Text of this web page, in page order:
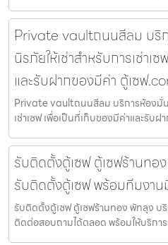
Private vaultถนนสีลม บริ
นิรภัยให้เช่าสำหรับการเช่าเ
และรับฝากของมีค่า ตู้เซฟ
Private vaultถนนสีลม บริการห้องมั่
เช่าเซฟ เพื่อเป็นที่เก็บของมีค่าและรับฝ
รับติดตั้งตู้เซฟ ตู้เซฟร้านทอ
รับติดตั้งตู้เซฟ พร้อมทีมงาน
รับติดตั้งตู้เซฟ ตู้เซฟร้านทอง พัทลุง บ
ติดต่อสอบถามได้ตลอด พร้อมให้บริกา